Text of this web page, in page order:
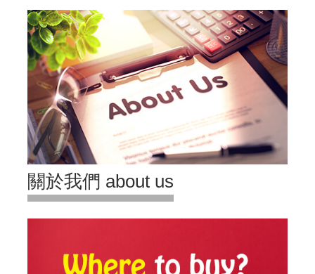
關於我們 about us